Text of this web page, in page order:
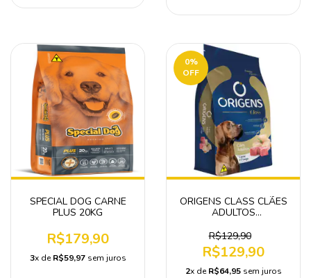
SPECIAL DOG CARNE
PLUS 20KG
R$179,90
3x deR$59,97sem juros
0%
OFF
ORIGENS CLASS CLÃES
ADULTOS
R$129,90
R$129,90
2x deR$64,95sem juros